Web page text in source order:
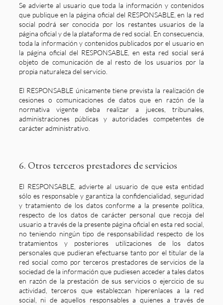
Se advierte al usuario que toda la información y contenidos
que publique en la página oficial del RESPONSABLE, en la red
social podrá ser conocida por los restantes usuarios de la
página oficial y de la plataforma de red social. En consecuencia,
toda la información y contenidos publicados por el usuario en
la página oficial del RESPONSABLE, en esta red social será
objeto de comunicación de al resto de los usuarios por la
propia naturaleza del servicio.
El RESPONSABLE únicamente tiene prevista la realización de
cesiones o comunicaciones de datos que en razón de la
normativa vigente deba realizar a jueces, tribunales,
administraciones públicas y autoridades competentes de
carácter administrativo.
6. Otros terceros prestadores de servicios
El RESPONSABLE, advierte al usuario de que esta entidad
sólo es responsable y garantiza la confidencialidad, seguridad
y tratamiento de los datos conforme a la presente política,
respecto de los datos de carácter personal que recoja del
usuario a través de la presente página oficial en esta red social,
no teniendo ningún tipo de responsabilidad respecto de los
tratamientos y posteriores utilizaciones de los datos
personales que pudieran efectuarse tanto por el titular de la
red social como por terceros prestadores de servicios de la
sociedad de la información que pudiesen acceder a tales datos
en razón de la prestación de sus servicios o ejercicio de su
actividad, terceros que establezcan hiperenlaces a la red
social, ni de aquellos responsables a quienes a través de